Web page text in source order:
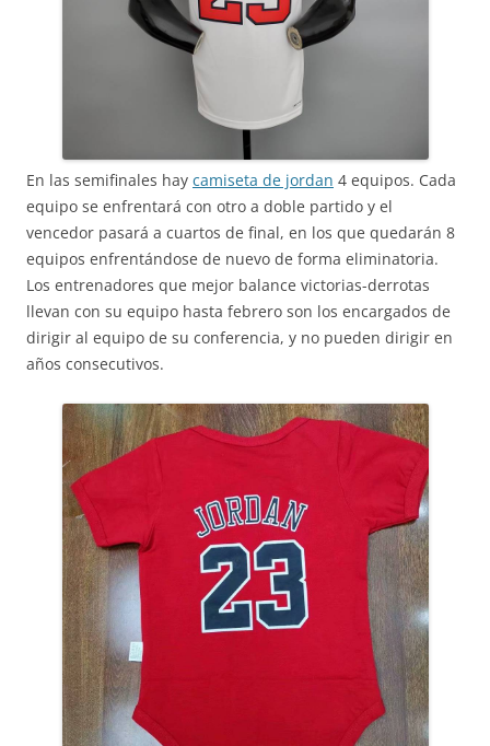
En las semifinales hay camiseta de jordan 4 equipos. Cada
equipo se enfrentará con otro a doble partido y el
vencedor pasará a cuartos de final, en los que quedarán 8
equipos enfrentándose de nuevo de forma eliminatoria.
Los entrenadores que mejor balance victorias-derrotas
llevan con su equipo hasta febrero son los encargados de
dirigir al equipo de su conferencia, y no pueden dirigir en
años consecutivos.